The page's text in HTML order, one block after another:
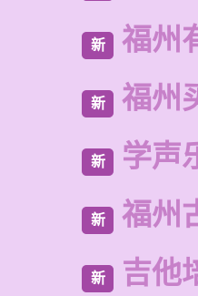
新 福州
新 福州
新 学声
新 福州
新 吉他